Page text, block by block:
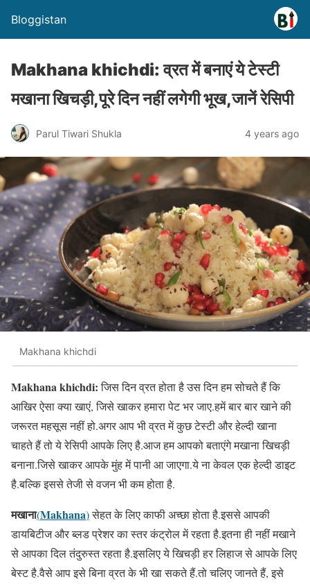
Bloggistan
Makhana khichdi: व्रत में बनाएं ये टेस्टी
मखाना खिचड़ी,पूरे दिन नहीं लगेगी भूख,जानें रेसिपी
Parul Tiwari Shukla 4 years ago
Makhana khichdi
Makhana khichdi:जिस दिन व्रत होता है उस दिन हम सोचते हैं कि
आखिर ऐसा क्या खाएं, जिसे खाकर हमारा पेट भर जाए.हमें बार बार खाने की
जरूरत महसूस नहीं हो.अगर आप भी व्रत में कुछ टेस्टी और हेल्दी खाना
चाहते हैं तो ये रेसिपी आपके लिए है.आज हम आपको बताएंगे मखाना खिचड़ी
बनाना.जिसे खाकर आपके मुंह में पानी आ जाएगा.ये ना केवल एक हेल्दी डाइट
है.बल्कि इससे तेजी से वजन भी कम होता है.
मखाना(Makhana)सेहत के लिए काफी अच्छा होता है.इससे आपकी
डायबिटीज और ब्लड प्रेशर का स्तर कंट्रोल में रहता है.इतना ही नहीं मखाने
से आपका दिल तंदुरुस्त रहता है.इसलिए ये खिचड़ी हर लिहाज से आपके लिए
बेस्ट है.वैसे आप इसे बिना व्रत के भी खा सकते हैं.तो चलिए जानते हैं, इसे